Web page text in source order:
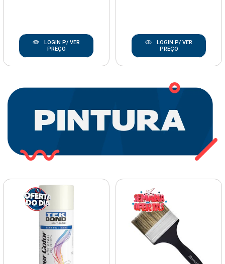
LOGIN P/ VER
PREÇO
LOGIN P/ VER
PREÇO